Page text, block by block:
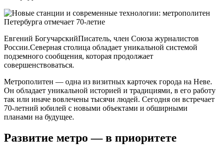
Евгений БогучарскийПисатель, член Союза журналистов
России.Северная столица обладает уникальной системой
подземного сообщения, которая продолжает
совершенствоваться.
Метрополитен — одна из визитных карточек города на Неве.
Он обладает уникальной историей и традициями, в его работу
так или иначе вовлечены тысячи людей. Сегодня он встречает
70-летний юбилей с новыми объектами и обширными
планами на будущее.
Развитие метро — в приоритете